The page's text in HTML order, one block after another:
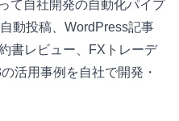
て自社開発の自動化パイプ
動投稿、WordPress記事
書レビュー、FXトレーデ
活用事例を自社で開発・